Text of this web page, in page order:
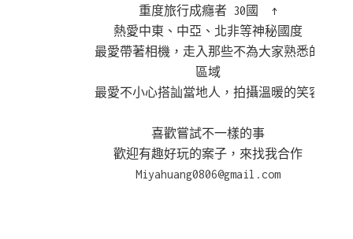
重度旅行成癮者 30國 ↑
熱愛中東、中亞、北非等神秘國度
最愛帶著相機，走入那些不為大家熟悉的
區域
最愛不小心搭訕當地人，拍攝溫暖的笑容
喜歡嘗試不一樣的事
歡迎有趣好玩的案子，來找我合作
Miyahuang0806@gmail.com